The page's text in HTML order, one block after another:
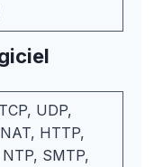
UDP,
HTTP,
SMTP,